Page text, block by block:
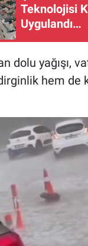
Teknolojisi
Uygulandı…
dolu yağışı,
hem de